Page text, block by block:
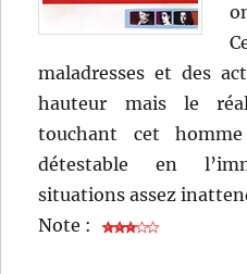
maladresses et des
hauteur mais le
touchant cet
détestable en
situations assez
Note :